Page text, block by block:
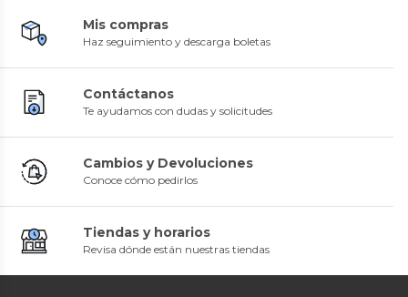
Mis compras
Haz seguimiento y descarga boletas
Contáctanos
Te ayudamos con dudas y solicitudes
Cambios y Devoluciones
Conoce cómo pedirlos
Tiendas y horarios
Revisa dónde están nuestras tiendas